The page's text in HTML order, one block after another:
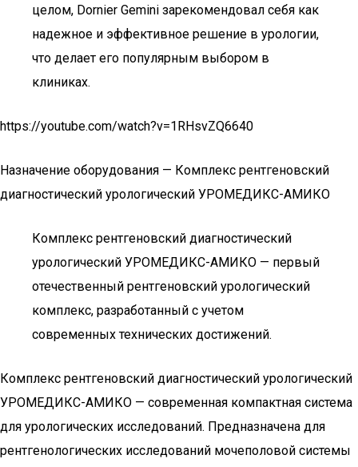
целом, Dornier Gemini зарекомендовал себя как
надежное и эффективное решение в урологии,
что делает его популярным выбором в
клиниках.
https://youtube.com/watch?v=1RHsvZQ6640
Назначение оборудования — Комплекс рентгеновский
диагностический урологический УРОМЕДИКС-АМИКО
Комплекс рентгеновский диагностический
урологический УРОМЕДИКС-АМИКО — первый
отечественный рентгеновский урологический
комплекс, разработанный с учетом
современных технических достижений.
Комплекс рентгеновский диагностический урологический
УРОМЕДИКС-АМИКО — современная компактная система
для урологических исследований. Предназначена для
рентгенологических исследований мочеполовой системы